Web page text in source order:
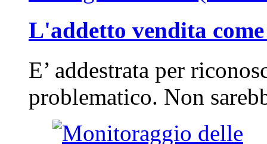
L'addetto vendita
E’ addestrata per
problematico. Non